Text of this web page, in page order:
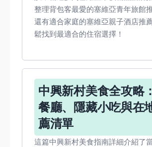
整理背包客最愛的塞維亞青年旅館
還有適合家庭的塞維亞親子酒店推
鬆找到最適合的住宿選擇！
中興新村美食全攻略
餐廳、隱藏小吃與在
薦清單
這篇中興新村美食指南詳細介紹了